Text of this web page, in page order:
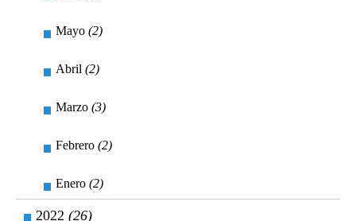
Mayo (2)
Abril (2)
Marzo (3)
Febrero (2)
Enero (2)
2022 (26)